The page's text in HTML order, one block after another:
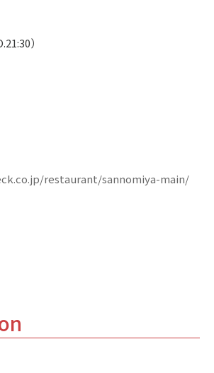
）
restaurant/sannomiya-main/